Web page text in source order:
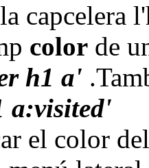
capcelera
color de
h1 a'
a:visited'
el color